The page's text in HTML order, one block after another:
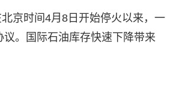
京时间4月8日开始停火以来，一
议。国际石油库存快速下降带来